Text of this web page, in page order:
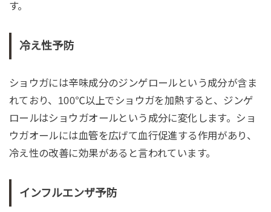
す。
冷え性予防
ショウガには辛味成分のジンゲロールという成分が含ま
れており、100℃以上でショウガを加熱すると、ジンゲ
ロールはショウガオールという成分に変化します。ショ
ウガオールには血管を広げて血行促進する作用があり、
冷え性の改善に効果があると言われています。
インフルエンザ予防